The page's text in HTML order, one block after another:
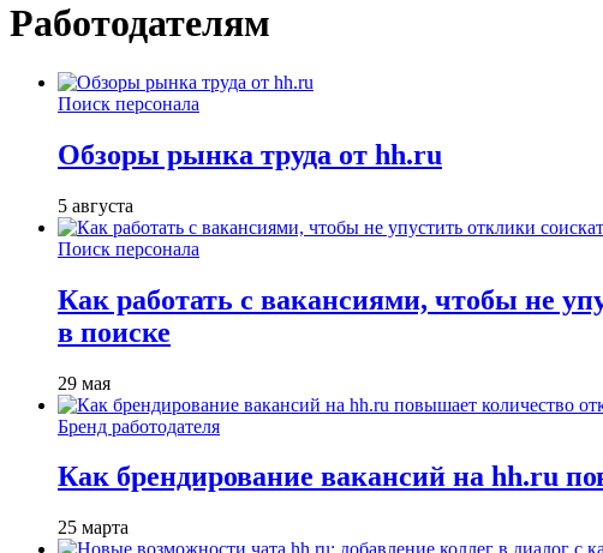
Работодателям
Поиск персонала
Обзоры рынка труда от hh.ru
5 августа
Поиск персонала
Как работать с вакансиями, чтобы не
в поиске
29 мая
Бренд работодателя
Как брендирование вакансий на hh.ru
25 марта